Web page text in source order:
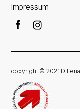
Impressum
copyright © 2021